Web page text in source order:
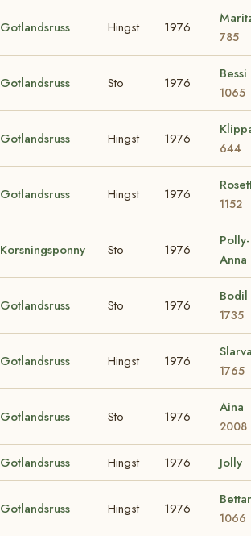
Gotlandsruss Hingst 1976
785
Gotlandsruss Sto 1976
Bessi
1065
Gotlandsruss Hingst 1976
644
Gotlandsruss Hingst 1976
1152
Korsningsponny Sto 1976
Polly-
Anna
Gotlandsruss Sto 1976
Bodil
1735
Gotlandsruss Hingst 1976
1765
Gotlandsruss Sto 1976
Aina
2008
Gotlandsruss Hingst 1976 Jolly
Gotlandsruss Hingst 1976
1066